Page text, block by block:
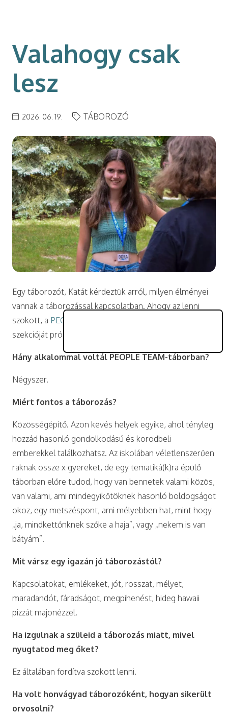
Valahogy csak
lesz
2026. 06. 19. TÁBOROZÓ
Egy táborozót, Katát kérdeztük arról, milyen élményei
vannak a táborozással kapcsolatban. Ahogy az lenni
szokott, a PEOPLE TEAM
szekcióját próbálta a 19 éves lány.
Hány alkalommal voltál PEOPLE TEAM-táborban?
Négyszer.
Miért fontos a táborozás?
Közösségépítő. Azon kevés helyek egyike, ahol tényleg
hozzád hasonló gondolkodású és korodbeli
emberekkel találkozhatsz. Az iskolában véletlenszerűen
raknak össze x gyereket, de egy tematiká(k)ra épülő
táborban előre tudod, hogy van bennetek valami közös,
van valami, ami mindegyikőtöknek hasonló boldogságot
okoz, egy metszéspont, ami mélyebben hat, mint hogy
„ja, mindkettőnknek szőke a haja”, vagy „nekem is van
bátyám”.
Mit vársz egy igazán jó táborozástól?
Kapcsolatokat, emlékeket, jót, rosszat, mélyet,
maradandót, fáradságot, megpihenést, hideg hawaii
pizzát majonézzel.
Ha izgulnak a szüleid a táborozás miatt, mivel
nyugtatod meg őket?
Ez általában fordítva szokott lenni.
Ha volt honvágyad táborozóként, hogyan sikerült
orvosolni?